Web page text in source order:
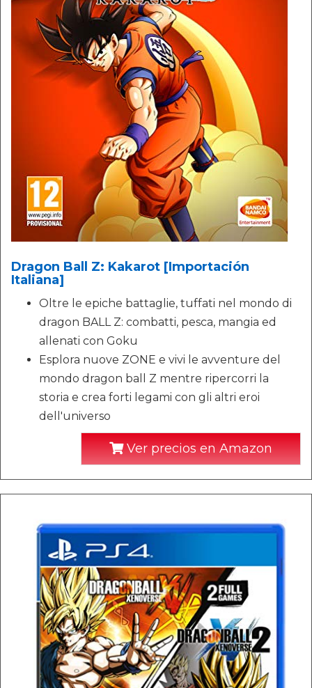
Dragon Ball Z: Kakarot [Importación
Italiana]
Oltre le epiche battaglie, tuffati nel mondo di
dragon BALL Z: combatti, pesca, mangia ed
allenati con Goku
Esplora nuove ZONE e vivi le avventure del
mondo dragon ball Z mentre ripercorri la
storia e crea forti legami con gli altri eroi
dell'universo
Ver precios en Amazon